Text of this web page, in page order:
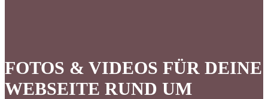
FOTOS & VIDEOS FÜR DEINE
WEBSEITE RUND UM